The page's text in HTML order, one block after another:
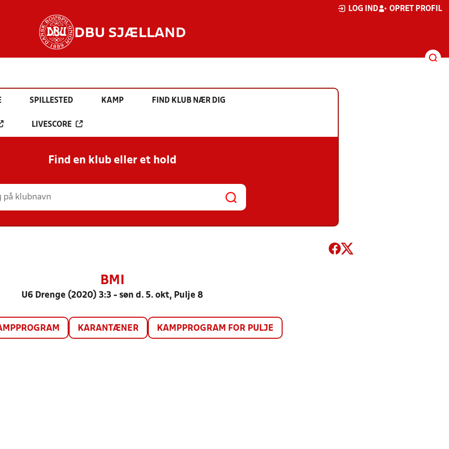
LOG IND OPRET PROFIL
DBU SJÆLLAND
SPILLESTED KAMP FIND KLUB NÆR DIG
LIVESCORE
Find en klub eller et hold
BMI
U6 Drenge (2020) 3:3 - søn d. 5. okt, Pulje 8
KARANTÆNER KAMPPROGRAM FOR PULJE